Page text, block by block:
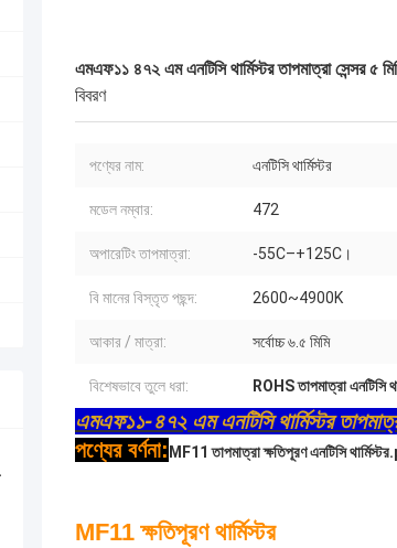
এমএফ১১ ৪৭২ এম এনটিসি থার্মিস্টর তাপমাত্রা সেন্সর
বিবরণ
পণ্যের নাম: এনটিসি থার্মিস্টর
মডেল নম্বার: 472
অপারেটিং তাপমাত্রা: -55C–+125C।
বি মানের বিস্তৃত পছন্দ: 2600~4900K
আকার / মাত্রা: সর্বোচ্চ ৬.৫ মিমি
বিশেষভাবে তুলে ধরা: ROHS তাপমাত্রা এনটিসি
এমএফ১১-৪৭২ এম এনটিসি থার্মিস্টর
পণ্যের বর্ণনা: MF11 তাপমাত্রা ক্ষতিপূরণ এনটিসি
MF11 ক্ষতিপূরণ থার্মিস্টর